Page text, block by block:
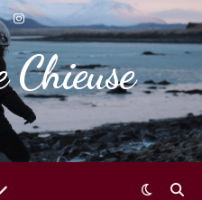
Chieuse